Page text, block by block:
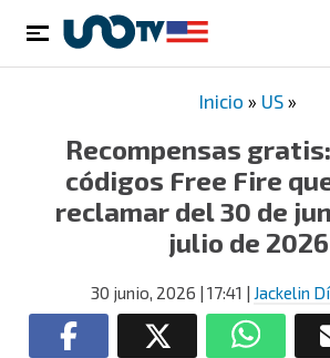
Inicio » US »
Recompensas
códigos Free Fire
reclamar del 30 de
julio de 2026
30 junio, 2026 | 17:41 | Jackelin